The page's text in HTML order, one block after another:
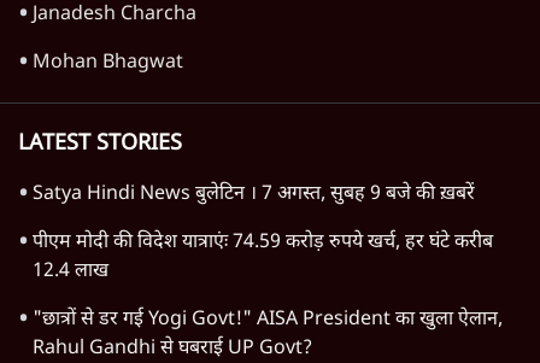
Janadesh Charcha
Mohan Bhagwat
LATEST STORIES
Satya Hindi News बुलेटिन । 7 अगस्त, सुबह 9 बजे की ख़बरें
पीएम मोदी की विदेश यात्राएंः 74.59 करोड़ रुपये खर्च, हर घंटे करीब
12.4 लाख
"छात्रों से डर गई Yogi Govt!" AISA President का खुला ऐलान,
Rahul Gandhi से घबराई UP Govt?